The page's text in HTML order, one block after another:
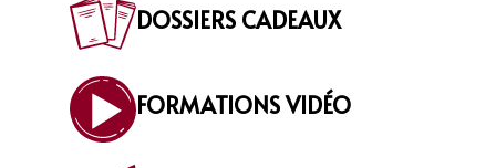
DOSSIERS CADEAUX
FORMATIONS VIDÉO